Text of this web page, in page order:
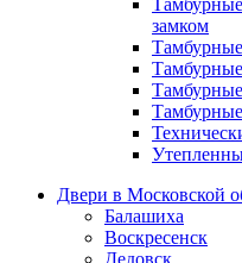
замком
Двери в Московской
Балашиха
Воскресенск
Дедовск